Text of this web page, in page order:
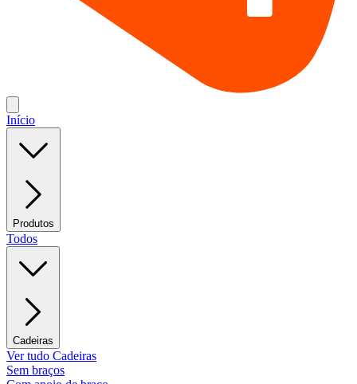
Início
Produtos
Todos
Cadeiras
Ver tudo Cadeiras
Sem braços